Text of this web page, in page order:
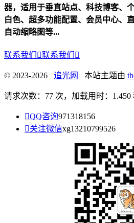
器，适用于垂直站点、科技博客、
白色、超多功能配置、会员中心、
自动缩略图等...
联系我们 联系我们 
© 2023-2026 追光网 本站主题由
请求次数：77 次，加载用时：
QQ咨询971318156
关注微信xg13210799526